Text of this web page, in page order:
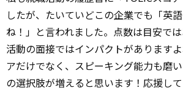
したが、たいていどこの企業でも「英
ね！」と言われました。点数は目安で
活動の面接ではインパクトがあります
アだけでなく、スピーキング能力も磨
の選択肢が増えると思います！応援して